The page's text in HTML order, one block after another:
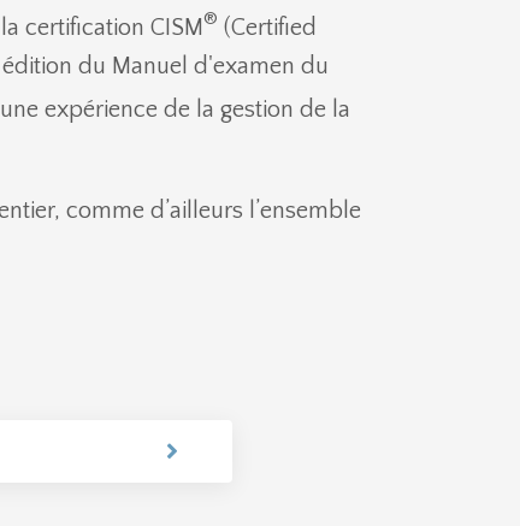
certification CISM® (Certified
du Manuel d'examen du
expérience de la gestion de la
comme d’ailleurs l’ensemble